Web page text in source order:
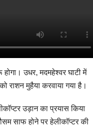
उधर, मदमहेश्वर घाटी में
राशन मुहैया करवाया गया है।
उड़ान का प्रयास किया
साफ होने पर हेलीकॉप्टर की